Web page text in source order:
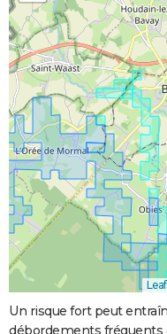
Un risque fort peut
débordements fréquents